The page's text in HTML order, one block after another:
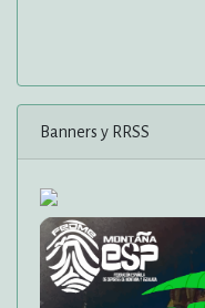
Banners y RRSS